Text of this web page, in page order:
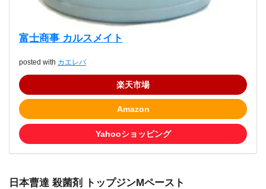
富士商事 カルスメイト
posted with カエレバ
楽天市場
Amazon
Yahooショッピング
日本曹達 殺菌剤 トップジンMペースト